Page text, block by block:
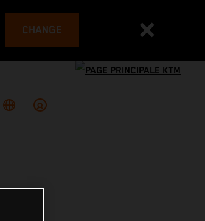
CHANGE